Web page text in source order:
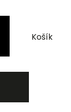
(UPS) a přepěťové
Nákupní
košík